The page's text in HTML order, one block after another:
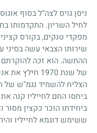
ניסן גויס לצה"ל בסוף
לחיל השריון. התקדמותו
מפקדי טנקים, בקורס
שירותו הצבאי עשה
ההתשה. הוא זכה
של שנת 1970 חילץ את
הצליח להשמיד נגמ"ש של
ביחסו החם לחייליו קנה
ביחידתו הוכר כקצין
ששימש דוגמא לחייליו